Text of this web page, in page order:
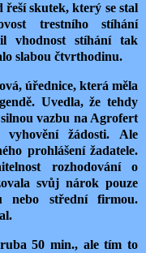
skutek, který se stal
trestního stíhání
vhodnost stíhání tak
slabou čtvrthodinu.
úřednice, která měla
Uvedla, že tehdy
vazbu na Agrofert
žádosti. Ale
prohlášení žadatele.
rozhodování o
svůj nárok pouze
nebo střední firmou.
50 min., ale tím to